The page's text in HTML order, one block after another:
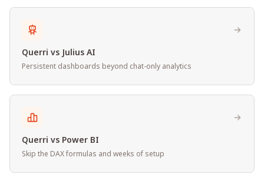
Querri vs Julius AI
Persistent dashboards beyond chat-only analytics
Querri vs Power BI
Skip the DAX formulas and weeks of setup